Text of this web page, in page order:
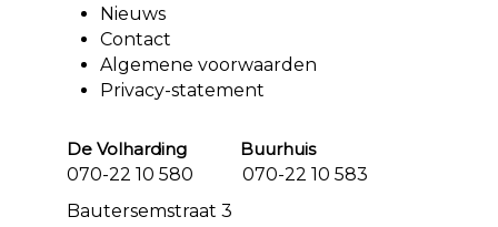
Nieuws
Contact
Algemene voorwaarden
Privacy-statement
De Volharding Buurhuis
070-22 10 580 070-22 10 583
Bautersemstraat 3